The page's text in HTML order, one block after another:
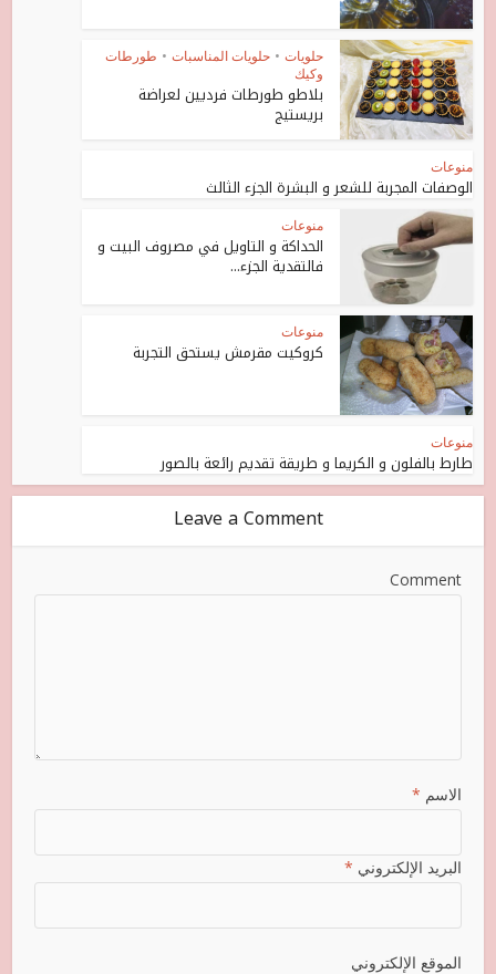
حلويات • حلويات المناسبات • طورطات
وكيك
بلاطو طورطات فرديين لعراضة
بريستيج
منوعات
الوصفات المجربة للشعر و البشرة الجزء الثالث
منوعات
الحداكة و التاويل في مصروف البيت و
فالتقدية الجزء...
منوعات
كروكيت مقرمش يستحق التجربة
منوعات
طارط بالفلون و الكريما و طريقة تقديم رائعة بالصور
Leave a Comment
Comment
الاسم *
البريد الإلكتروني *
الموقع الإلكتروني